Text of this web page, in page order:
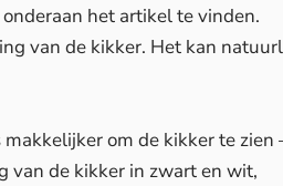
het artikel te vinden.
van de kikker. Het kan
om de kikker te zien
van de kikker in zwart en wit,